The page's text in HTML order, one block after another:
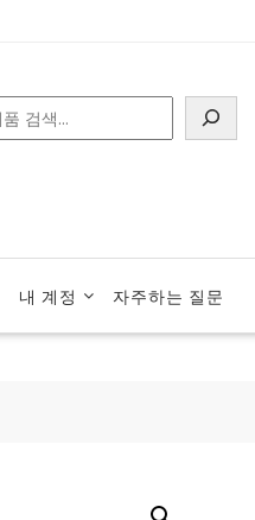
내 계정 자주하는 질문